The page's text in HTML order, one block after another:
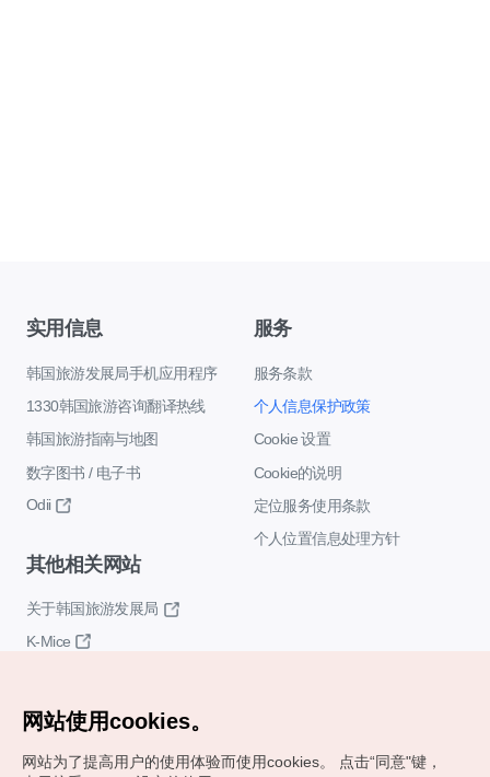
实用信息
韩国旅游发展局手机应用程序
1330韩国旅游咨询翻译热线
韩国旅游指南与地图
数字图书 / 电子书
Odii
服务
服务条款
个人信息保护政策
Cookie 设置
Cookie的说明
定位服务使用条款
个人位置信息处理方针
其他相关网站
关于韩国旅游发展局
K-Mice
网站使用cookies。
网站为了提高用户的使用体验而使用cookies。
点击“同意"键，